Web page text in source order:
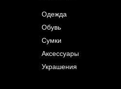
Одежда
Обувь
Сумки
Аксессуары
Украшения